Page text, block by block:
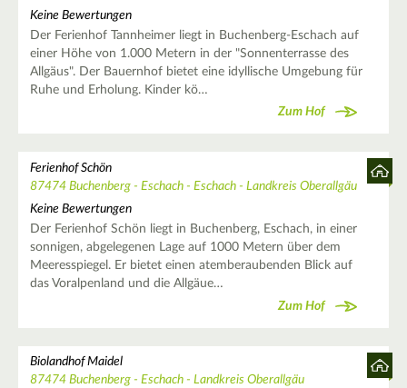
Keine Bewertungen
Der Ferienhof Tannheimer liegt in Buchenberg-Eschach auf
einer Höhe von 1.000 Metern in der "Sonnenterrasse des
Allgäus". Der Bauernhof bietet eine idyllische Umgebung für
Ruhe und Erholung. Kinder kö…
Zum Hof
Ferienhof Schön
87474 Buchenberg - Eschach - Eschach - Landkreis Oberallgäu
Keine Bewertungen
Der Ferienhof Schön liegt in Buchenberg, Eschach, in einer
sonnigen, abgelegenen Lage auf 1000 Metern über dem
Meeresspiegel. Er bietet einen atemberaubenden Blick auf
das Voralpenland und die Allgäue…
Zum Hof
Biolandhof Maidel
87474 Buchenberg - Eschach - Landkreis Oberallgäu